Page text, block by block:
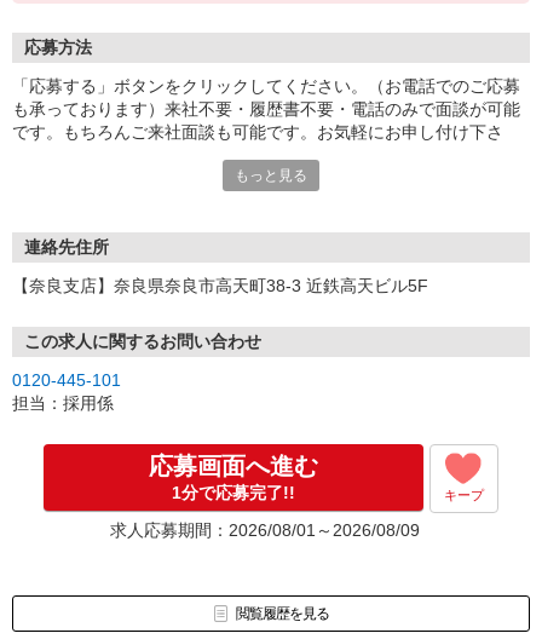
応募方法
「応募する」ボタンをクリックしてください。（お電話でのご応募
も承っております）来社不要・履歴書不要・電話のみで面談が可能
です。もちろんご来社面談も可能です。お気軽にお申し付け下さ
もっと見る
連絡先住所
【奈良支店】奈良県奈良市高天町38-3 近鉄高天ビル5F
この求人に関するお問い合わせ
0120-445-101
担当：採用係
応募画面へ進む
1分で応募完了!! キープ
求人応募期間：2026/08/01～2026/08/09
閲覧履歴を見る